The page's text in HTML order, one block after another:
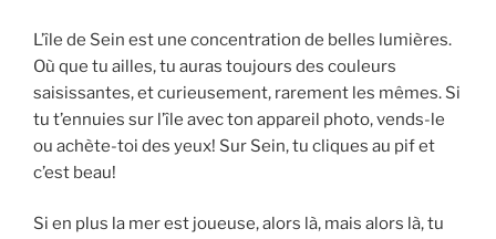
L’île de Sein est une concentration de belles lumières.
Où que tu ailles, tu auras toujours des couleurs
saisissantes, et curieusement, rarement les mêmes. Si
tu t’ennuies sur l’île avec ton appareil photo, vends-le
ou achète-toi des yeux! Sur Sein, tu cliques au pif et
c’est beau!
Si en plus la mer est joueuse, alors là, mais alors là, tu